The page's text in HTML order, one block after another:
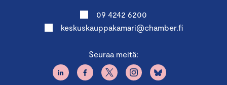
09 4242 6200
keskuskauppakamari@chamber.fi
Seuraa meitä: